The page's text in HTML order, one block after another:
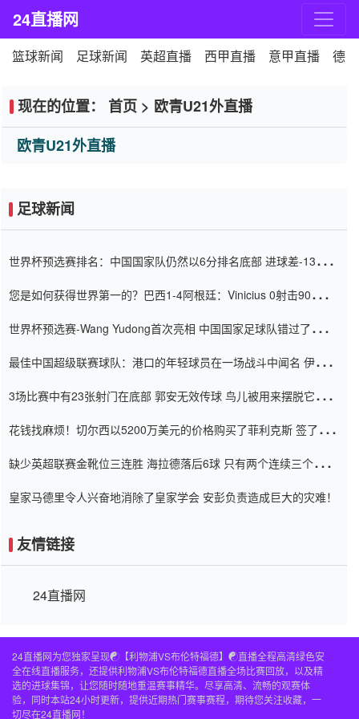
24直播网
篮球新闻 足球新闻 英超直播 西甲直播 意甲直播 德
现在的位置： 首页 > 欧青U21外直播
欧青U21外直播
足球新闻
世界杯预选赛排名：中国国家队仍然以6分排名底部 进球差-13令人
您是如何获得世界第一的？巴西1-4阿根廷：Vinicius 0射击90分钟
世界杯预选赛-Wang Yudong首次亮相 中国国家足球队错过了世界
最佳中国超级联赛球队：港口的年轻球员在一场战斗中闻名 伊万放
3场比赛中有23张射门在底部 郭安无效传球 鸟儿被用来摆脱它
花钱找麻烦！切尔西以5200万美元的价格购买了菲利克斯 签了7年
缺少英超联赛金靴位三连胜 海拉德落后6球 只有两个连续三个连续
皇家马德里令人兴奋地消除了皇家学会 安彭负责造成巨大的灾难！
友情链接
24直播网
24直播网为您独家呈现☯️【利物浦VS布伦特福德】☯️直播全程高清绿色安
全在线直播服务，还提供利物浦VS布伦特福德直播全场比赛回放，以及精
选的进球集锦，让您随时随地重温赛事精华。尽享高清、流畅的观赛体
验，同时本站24小时更新，提供近期热门赛事赛程，期待您关注收藏，一
切尽在24直播网！